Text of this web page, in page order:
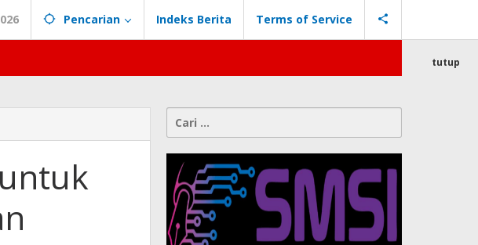
Pencarian Indeks Berita Terms of Service
tutup
Cari
untuk: